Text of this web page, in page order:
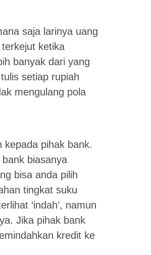
saja larinya uang
ketika
banyak dari yang
setiap rupiah
mengulang pola
kepada pihak bank.
biasanya
bisa anda pilih
tingkat suku
‘indah’, namun
Jika pihak bank
kredit ke